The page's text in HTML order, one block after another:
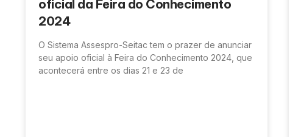
oficial da Feira do Conhecimento
2024
O Sistema Assespro-Seitac tem o prazer de anunciar
seu apoio oficial à Feira do Conhecimento 2024, que
acontecerá entre os dias 21 e 23 de